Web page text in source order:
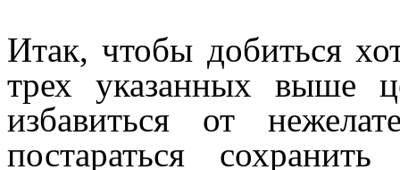
Итак, чтобы добиться
трех указанных выше
избавиться от
постараться